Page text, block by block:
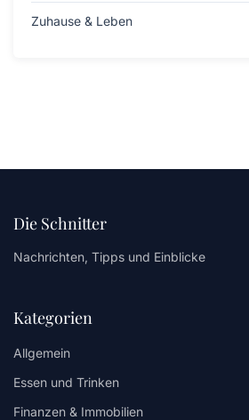
Zuhause & Leben
Die Schnitter
Nachrichten, Tipps und Einblicke
Kategorien
Allgemein
Essen und Trinken
Finanzen & Immobilien